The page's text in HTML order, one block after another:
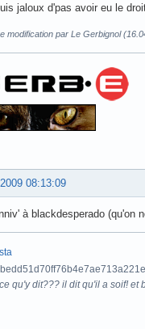
jaloux d'pas avoir eu le
modification par Le Gerbignol
08:13:09
à blackdesperado (qu'on
qu'y dit??? il dit qu'il a soif! et